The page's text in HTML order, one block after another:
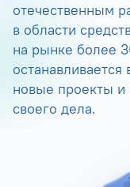
отечественным
в области
на рынке более
новые проекты и
своего дела.